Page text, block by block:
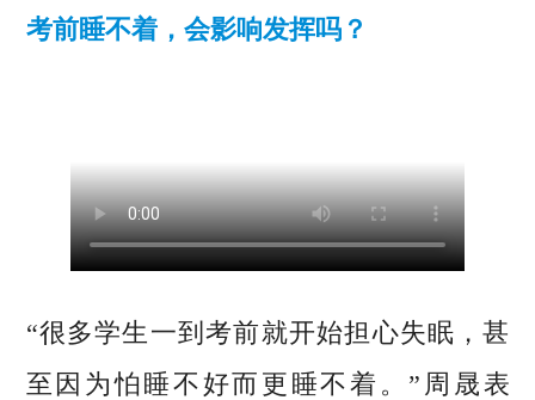
考前睡不着，会影响发挥吗？
“很多学生一到考前就开始担心失眠，甚
至因为怕睡不好而更睡不着。”周晟表